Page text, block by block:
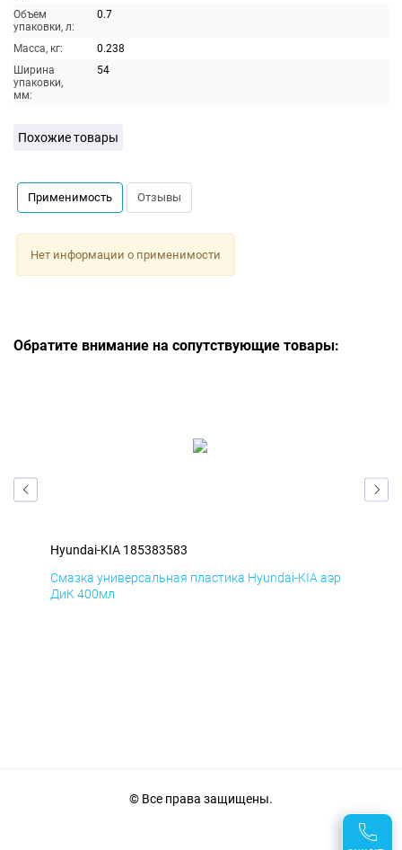
Объем
упаковки, л:
0.7
Масса, кг:
0.238
Ширина
упаковки,
мм:
54
Похожие товары
Применимость Отзывы
Нет информации о применимости
Обратите внимание на сопутствующие товары:
Hyundai-KIA 185383583
Смазка универсальная пластика Hyundai-KIA аэр
ДиК 400мл
© Все права защищены.